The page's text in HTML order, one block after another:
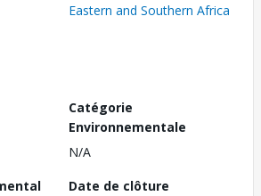
Eastern and Southern Africa
Catégorie
Environnementale
N/A
Date de clôture